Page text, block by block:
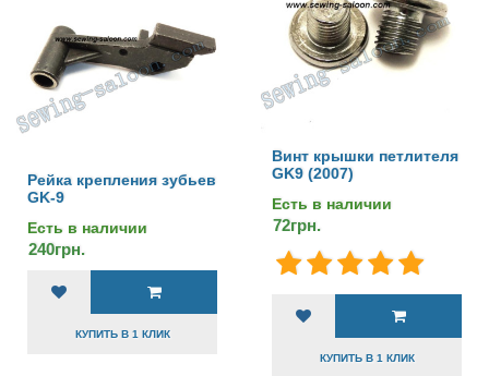
Рейка крепления зубьев
GK-9
Есть в наличии
240грн.
КУПИТЬ В 1 КЛИК
Винт крышки петлителя
GK9 (2007)
Есть в наличии
72грн.
КУПИТЬ В 1 КЛИК